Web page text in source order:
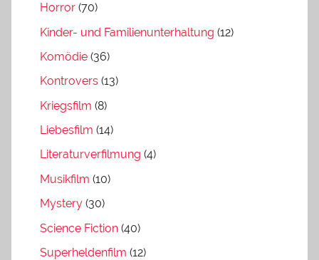
Horror (70)
Kinder- und Familienunterhaltung (12)
Komödie (36)
Kontrovers (13)
Kriegsfilm (8)
Liebesfilm (14)
Literaturverfilmung (4)
Musikfilm (10)
Mystery (30)
Science Fiction (40)
Superheldenfilm (12)